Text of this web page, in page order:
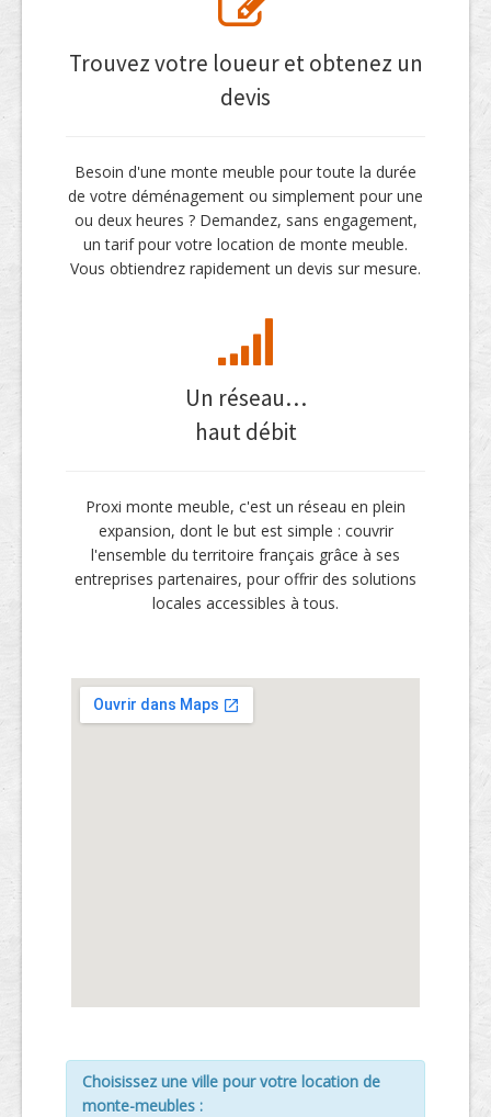
Trouvez votre loueur et obtenez un
devis
Besoin d'une monte meuble pour toute la durée
de votre déménagement ou simplement pour une
ou deux heures ? Demandez, sans engagement,
un tarif pour votre location de monte meuble.
Vous obtiendrez rapidement un devis sur mesure.
Un réseau…
haut débit
Proxi monte meuble, c'est un réseau en plein
expansion, dont le but est simple : couvrir
l'ensemble du territoire français grâce à ses
entreprises partenaires, pour offrir des solutions
locales accessibles à tous.
Choisissez une ville pour votre location de
monte-meubles :